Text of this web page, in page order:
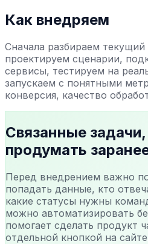
Как внедряем
Сначала разбираем
проектируем сценарии,
сервисы, тестируем на
запускаем с понятными
конверсия, качество
Связанные
продумать
Перед внедрением важно
попадать данные, кто
какие статусы нужны
можно автоматизировать
помогает сделать продукт
отдельной кнопкой на